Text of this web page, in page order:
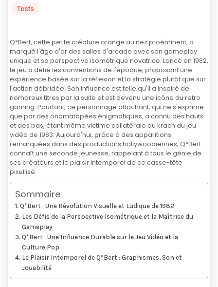
Tests
Q*Bert, cette petite créature orange au nez proéminent, a
marqué l'âge d'or des salles d'arcade avec son gameplay
unique et sa perspective isométrique novatrice. Lancé en 1982,
le jeu a défié les conventions de l'époque, proposant une
expérience basée sur la réflexion et la stratégie plutôt que sur
l'action débridée. Son influence est telle qu'il a inspiré de
nombreux titres par la suite et est devenu une icône du retro
gaming. Pourtant, ce personnage attachant, qui ne s'exprime
que par des onomatopées énigmatiques, a connu des hauts
et des bas, étant même victime collatérale du krach du jeu
vidéo de 1983. Aujourd'hui, grâce à des apparitions
remarquées dans des productions hollywoodiennes, Q*Bert
connaît une seconde jeunesse, rappelant à tous le génie de
ses créateurs et le plaisir intemporel de ce casse-tête
pixellisé.
Sommaire
Q*Bert : Une Révolution Visuelle et Ludique de 1982
Les Défis de la Perspective Isométrique et la Maîtrise du
Gameplay
Q*Bert : Une Influence Durable sur le Jeu Vidéo et la
Culture Pop
Le Plaisir Intemporel de Q*Bert : Graphismes, Son et
Jouabilité